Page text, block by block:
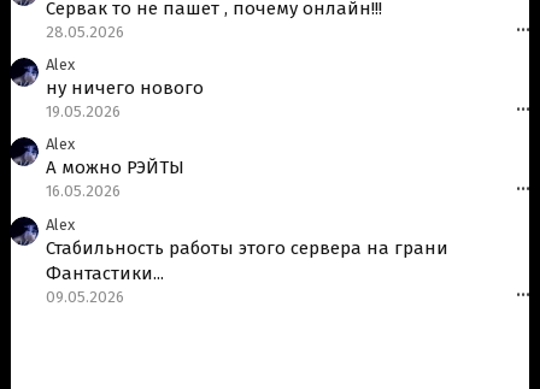
Сервак то не пашет , почему онлайн!!!
28.05.2026 •••
Alex
ну ничего нового
19.05.2026 •••
Alex
А можно РЭЙТЫ
16.05.2026 •••
Alex
Стабильность работы этого сервера на грани
Фантастики...
09.05.2026 •••